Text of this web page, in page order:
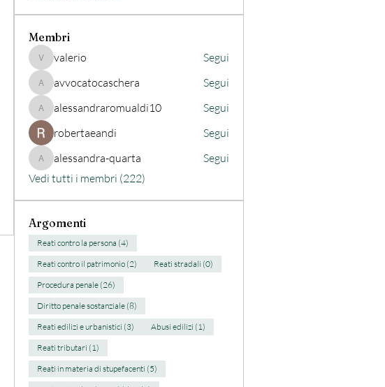
Membri
valeriovalerio Segui
avvocatocaschera
avvocatocaschera Segui
alessandraromualdi10
alessandraromualdi10
Segui
robertaeandi
Segui
alessandra-quarta
alessandra-quarta
Segui
Vedi tutti i membri (222)
Argomenti
Reati contro la persona (4)
Reati contro il patrimonio (2)
Reati stradali (0)
Procedura penale (26)
Diritto penale sostanziale (8)
Reati edilizi e urbanistici (3)
Abusi edilizi (1)
Reati tributari (1)
Reati in materia di stupefacenti (5)